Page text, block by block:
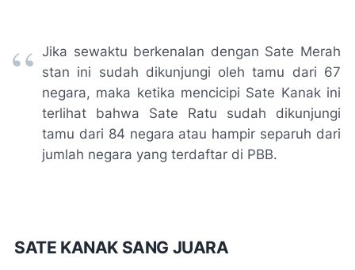
Jika sewaktu berkenalan dengan Sate Merah
stan ini sudah dikunjungi oleh tamu dari 67
negara, maka ketika mencicipi Sate Kanak ini
terlihat bahwa Sate Ratu sudah dikunjungi
tamu dari 84 negara atau hampir separuh dari
jumlah negara yang terdaftar di PBB.
SATE KANAK SANG JUARA